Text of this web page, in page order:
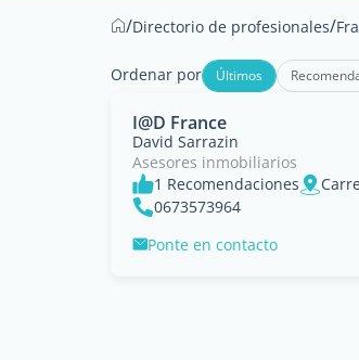
/Directorio de profesionales/
Ordenar por Últimos
I@D France
David Sarrazin
Asesores inmobiliarios
1 Recomendaciones
0673573964
Ponte en contacto